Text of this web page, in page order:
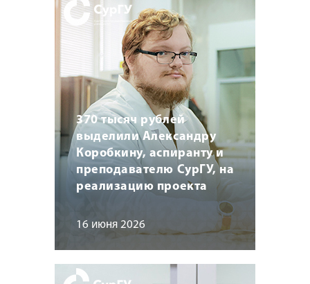
370 тысяч рублей
выделили Александру
Коробкину, аспиранту и
преподавателю СурГУ, на
реализацию проекта
16 июня 2026